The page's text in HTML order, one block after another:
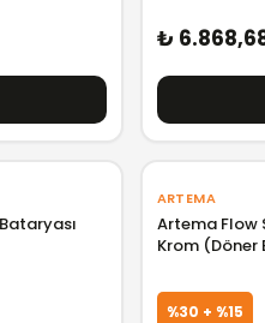
₺
ARTEMA
Artema Flow
Krom (Döner
%30 + %15